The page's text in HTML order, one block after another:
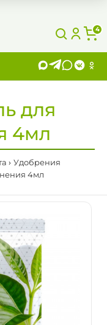
4
для
4мл
Удобрения
4мл